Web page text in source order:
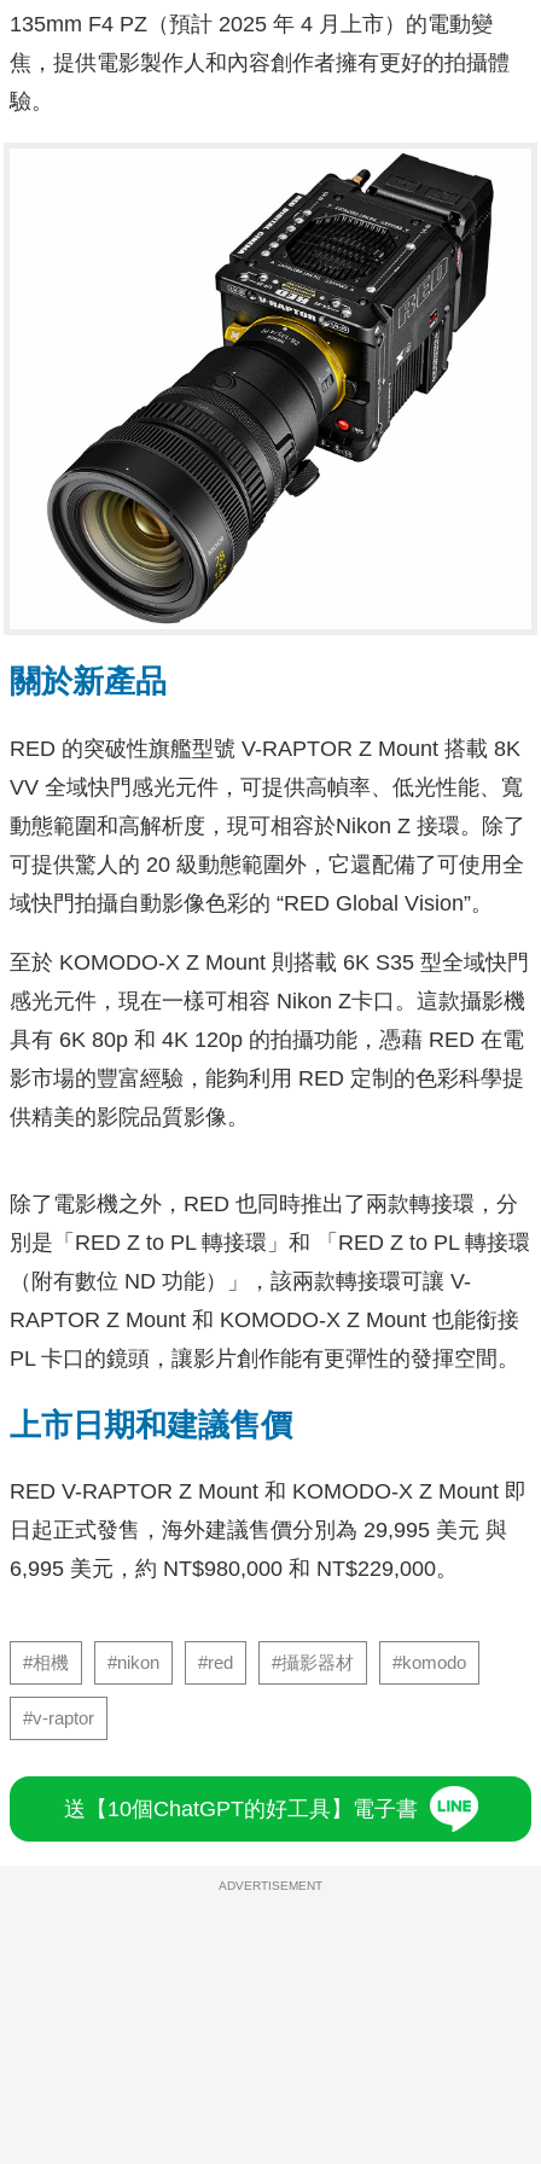
135mm F4 PZ（預計 2025 年 4 月上市）的電動變
焦，提供電影製作人和內容創作者擁有更好的拍攝體
驗。
關於新產品
RED 的突破性旗艦型號 V-RAPTOR Z Mount 搭載 8K
VV 全域快門感光元件，可提供高幀率、低光性能、寬
動態範圍和高解析度，現可相容於Nikon Z 接環。除了
可提供驚人的 20 級動態範圍外，它還配備了可使用全
域快門拍攝自動影像色彩的 “RED Global Vision”。
至於 KOMODO-X Z Mount 則搭載 6K S35 型全域快門
感光元件，現在一樣可相容 Nikon Z卡口。這款攝影機
具有 6K 80p 和 4K 120p 的拍攝功能，憑藉 RED 在電
影市場的豐富經驗，能夠利用 RED 定制的色彩科學提
供精美的影院品質影像。
除了電影機之外，RED 也同時推出了兩款轉接環，分
別是「RED Z to PL 轉接環」和 「RED Z to PL 轉接環
（附有數位 ND 功能）」，該兩款轉接環可讓 V-
RAPTOR Z Mount 和 KOMODO-X Z Mount 也能銜接
PL 卡口的鏡頭，讓影片創作能有更彈性的發揮空間。
上市日期和建議售價
RED V-RAPTOR Z Mount 和 KOMODO-X Z Mount 即
日起正式發售，海外建議售價分別為 29,995 美元 與
6,995 美元，約 NT$980,000 和 NT$229,000。
#相機 #nikon #red #攝影器材 #komodo
#v-raptor
送【10個ChatGPT的好工具】電子書
ADVERTISEMENT